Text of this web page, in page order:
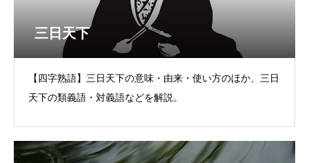
三日天下
【四字熟語】三日天下の意味・由来・使い方のほか、三日
天下の類義語・対義語などを解説。